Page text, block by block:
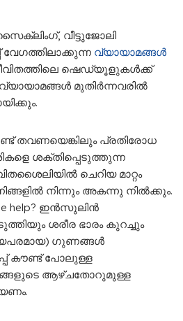
വീട്ടുജോലി
വേഗത്തിലാക്കുന്ന വ്യായാമങ്ങള്‍
ഷെഡ്യൂളുകള്‍ക്ക്
മുതിര്‍ന്നവരില്‍
തവണയെങ്കിലും പ്രതിരോധ
ശക്തിപ്പെടുത്തുന്ന
ചെറിയ മാറ്റം
നിന്നും അകന്നു നിൽക്കും.
help? ഇന്‍സുലിന്‍
ശരീര ഭാരം കുറച്ചും
ഗുണങ്ങള്‍
കൗണ്ട് പോലുള്ള
ആഴ്ചതോറുമുള്ള